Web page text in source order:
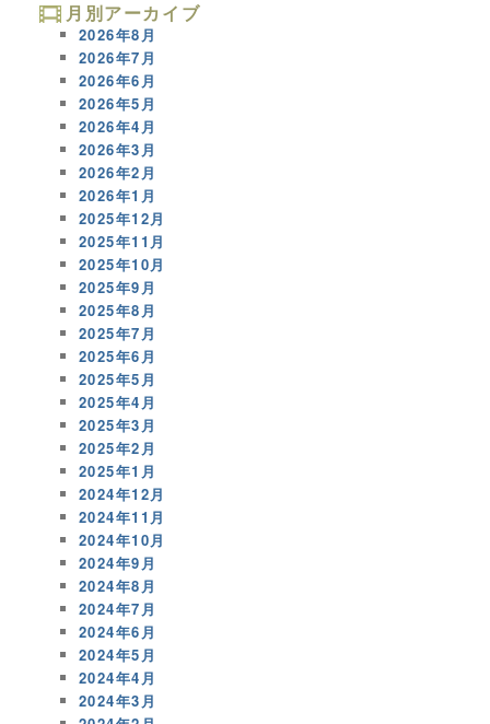
月別アーカイブ
2026年8月
2026年7月
2026年6月
2026年5月
2026年4月
2026年3月
2026年2月
2026年1月
2025年12月
2025年11月
2025年10月
2025年9月
2025年8月
2025年7月
2025年6月
2025年5月
2025年4月
2025年3月
2025年2月
2025年1月
2024年12月
2024年11月
2024年10月
2024年9月
2024年8月
2024年7月
2024年6月
2024年5月
2024年4月
2024年3月